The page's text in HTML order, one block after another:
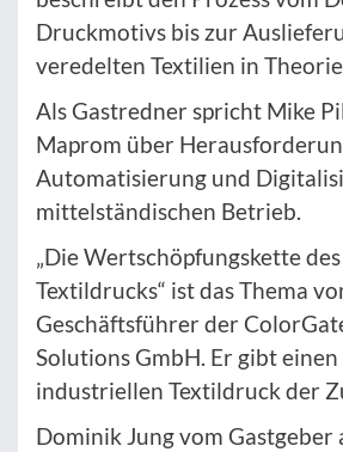
Druckmotivs bis zur
veredelten Textilien in
Als Gastredner spricht Mike
Maprom über
Automatisierung und
mittelständischen Betrieb.
„Die Wertschöpfungskette
Textildrucks“ ist das Thema
Geschäftsführer der
Solutions GmbH. Er gibt
industriellen Textildruck der
Dominik Jung vom Gastgeber